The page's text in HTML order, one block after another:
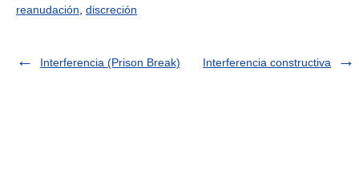
reanudación discreción
Interferencia (Prison Break) Interferencia constructiva